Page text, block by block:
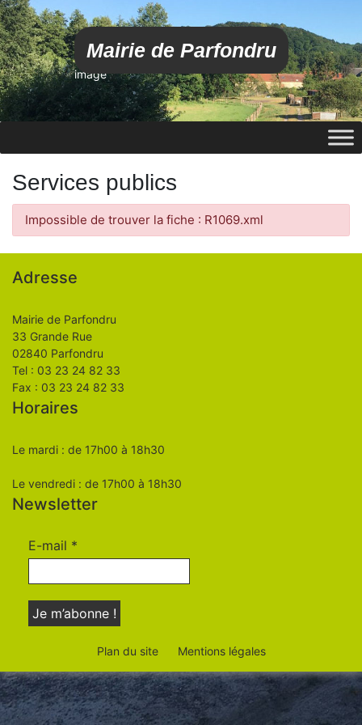
Mairie de Parfondru
image
Services publics
Impossible de trouver la fiche : R1069.xml
Adresse
Mairie de Parfondru
33 Grande Rue
02840 Parfondru
Tel : 03 23 24 82 33
Fax : 03 23 24 82 33
Horaires
Le mardi : de 17h00 à 18h30
Le vendredi : de 17h00 à 18h30
Newsletter
E-mail *
Plan du site Mentions légales